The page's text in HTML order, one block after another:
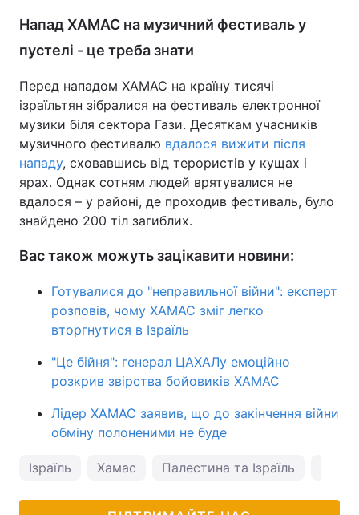
Напад ХАМАС на музичний фестиваль у
пустелі - це треба знати
Перед нападом ХАМАС на країну тисячі
ізраїльтян зібралися на фестиваль електронної
музики біля сектора Гази. Десяткам учасників
музичного фестивалю вдалося вижити після
нападу, сховавшись від терористів у кущах і
ярах. Однак сотням людей врятувалися не
вдалося – у районі, де проходив фестиваль, було
знайдено 200 тіл загиблих.
Вас також можуть зацікавити новини:
Готувалися до "неправильної війни": експерт
розповів, чому ХАМАС зміг легко
вторгнутися в Ізраїль
"Це бійня": генерал ЦАХАЛу емоційно
розкрив звірства бойовиків ХАМАС
Лідер ХАМАС заявив, що до закінчення війни
обміну полоненими не буде
Ізраїль Хамас Палестина та Ізраїль